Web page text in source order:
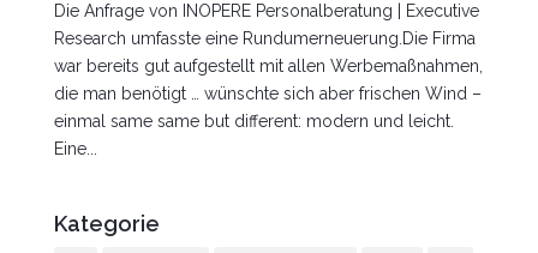
Die Anfrage von INOPERE Personalberatung | Executive
Research umfasste eine Rundumerneuerung.Die Firma
war bereits gut aufgestellt mit allen Werbemaßnahmen,
die man benötigt … wünschte sich aber frischen Wind –
einmal same same but different: modern und leicht.
Eine...
Kategorie